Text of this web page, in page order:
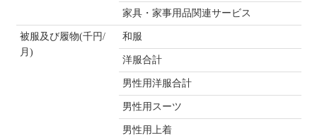
家具・家事用品関連サービス
被服及び履物(千円/
月)
和服
洋服合計
男性用洋服合計
男性用スーツ
男性用上着